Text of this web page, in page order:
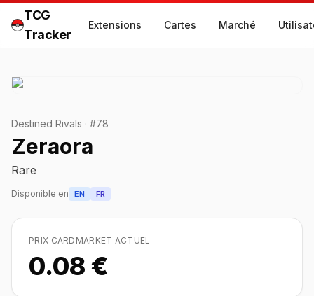
TCG
Tracker
Extensions Cartes Marché
Destined Rivals · #78
Zeraora
Rare
Disponible en EN FR
PRIX CARDMARKET ACTUEL
0.08 €